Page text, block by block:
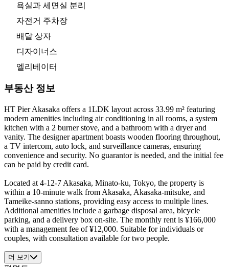
욕실과 세면실 분리
자전거 주차장
배달 상자
디자이너스
엘리베이터
부동산 정보
HT Pier Akasaka offers a 1LDK layout across 33.99 m² featuring
modern amenities including air conditioning in all rooms, a system
kitchen with a 2 burner stove, and a bathroom with a dryer and
vanity. The designer apartment boasts wooden flooring throughout,
a TV intercom, auto lock, and surveillance cameras, ensuring
convenience and security. No guarantor is needed, and the initial fee
can be paid by credit card.
Located at 4-12-7 Akasaka, Minato-ku, Tokyo, the property is
within a 10-minute walk from Akasaka, Akasaka-mitsuke, and
Tameike-sanno stations, providing easy access to multiple lines.
Additional amenities include a garbage disposal area, bicycle
parking, and a delivery box on-site. The monthly rent is ¥166,000
with a management fee of ¥12,000. Suitable for individuals or
couples, with consultation available for two people.
더 보기